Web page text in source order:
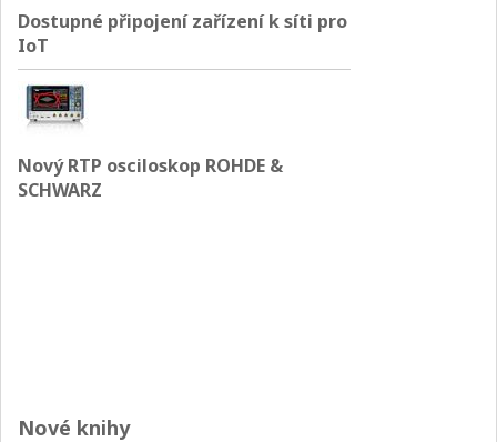
Dostupné připojení zařízení k síti pro
IoT
Nový RTP osciloskop ROHDE &
SCHWARZ
Nové knihy